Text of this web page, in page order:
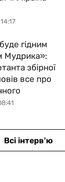
гідним
Мудрика»:
збірної
все про
Всі інтерв'ю